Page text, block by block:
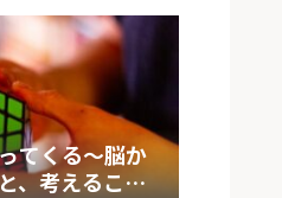
てくる～脳か
、考えること